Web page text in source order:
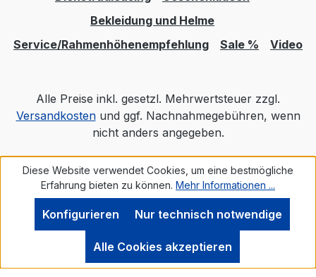
Bekleidung und Helme
Service/Rahmenhöhenempfehlung
Sale % Video
Alle Preise inkl. gesetzl. Mehrwertsteuer zzgl.
Versandkostenund ggf. Nachnahmegebühren, wenn
nicht anders angegeben.
Realisiert mit Shopware
Diese Website verwendet Cookies, um eine bestmögliche
Erfahrung bieten zu können. Mehr Informationen ...
Nur technisch notwendige
Konfigurieren
Alle Cookies akzeptieren